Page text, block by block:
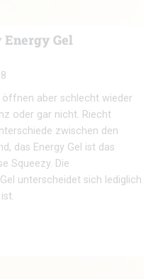
Energy Gel
öffnen aber schlecht wieder
oder gar nicht. Riecht
zwischen den
das Energy Gel ist das
Squeezy. Die
unterscheidet sich lediglich